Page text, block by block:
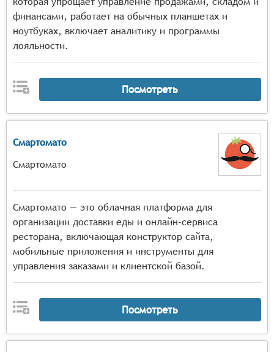
финансами, работает на обычных планшетах и
ноутбуках, включает аналитику и программы
лояльности.
Посмотреть
Смартомато
Смартомато
Смартомато — это облачная платформа для
организации доставки еды и онлайн-сервиса
ресторана, включающая конструктор сайта,
мобильные приложения и инструменты для
управления заказами и клиентской базой.
Посмотреть